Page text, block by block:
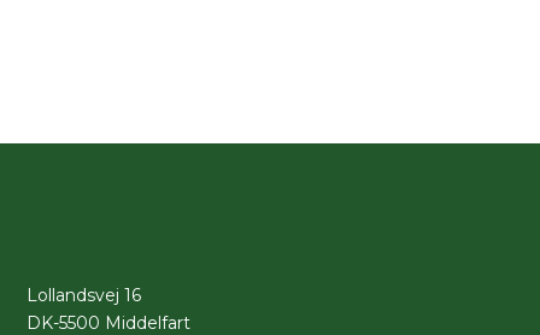
Lollandsvej 16
DK-5500 Middelfart